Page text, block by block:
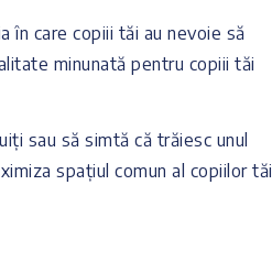
în care copiii tăi au nevoie să
minunată pentru copiii tăi
sau să simtă că trăiesc unul
spațiul comun al copiilor tăi